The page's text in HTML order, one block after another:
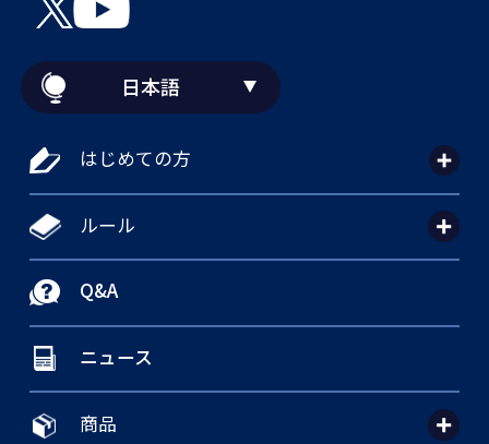
日本語
はじめての方
ルール
Q&A
ニュース
商品